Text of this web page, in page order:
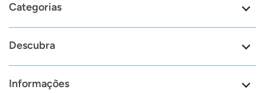
Categorias
Descubra
Informações